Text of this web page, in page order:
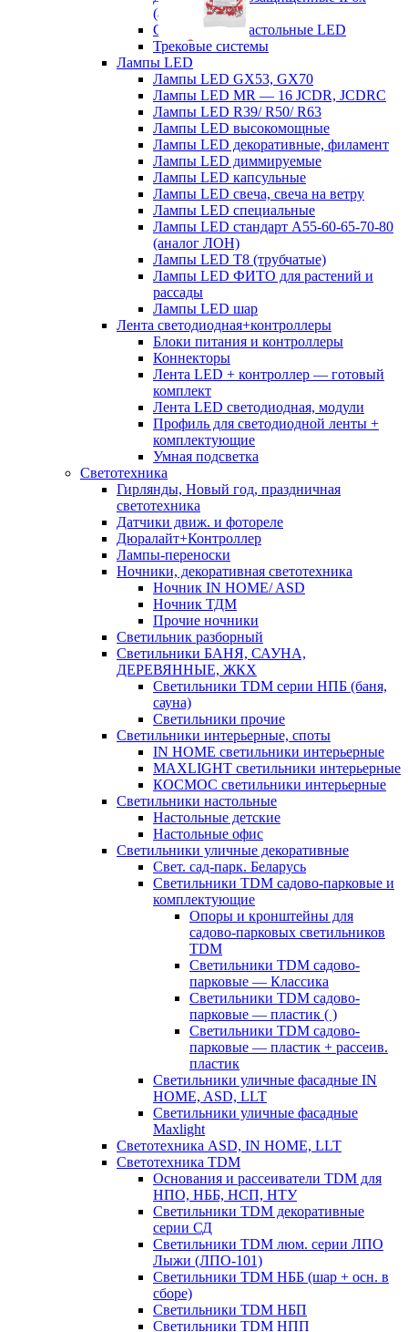
(аналог ЛСП)
Светильники настольные LED
Трековые системы
Лампы LED
Лампы LED GX53, GX70
Лампы LED MR — 16 JCDR, JCDRC
Лампы LED R39/ R50/ R63
Лампы LED высокомощные
Лампы LED декоративные, филамент
Лампы LED диммируемые
Лампы LED капсульные
Лампы LED свеча, свеча на ветру
Лампы LED специальные
Лампы LED стандарт А55-60-65-70-80
(аналог ЛОН)
Лампы LED Т8 (трубчатые)
Лампы LED ФИТО для растений и
рассады
Лампы LED шар
Лента светодиодная+контроллеры
Блоки питания и контроллеры
Коннекторы
Лента LED + контроллер — готовый
комплект
Лента LED светодиодная, модули
Профиль для светодиодной ленты +
комплектующие
Умная подсветка
Светотехника
Гирлянды, Новый год, праздничная
светотехника
Датчики движ. и фотореле
Дюралайт+Контроллер
Лампы-переноски
Ночники, декоративная светотехника
Ночник IN HOME/ ASD
Ночник ТДМ
Прочие ночники
Светильник разборный
Светильники БАНЯ, САУНА,
ДЕРЕВЯННЫЕ, ЖКХ
Светильники TDM серии НПБ (баня,
сауна)
Светильники прочие
Светильники интерьерные, споты
IN HOME светильники интерьерные
MAXLIGHT светильники интерьерные
КОСМОС светильники интерьерные
Светильники настольные
Настольные детские
Настольные офис
Светильники уличные декоративные
Свет. сад-парк. Беларусь
Светильники TDM садово-парковые и
комплектующие
Опоры и кронштейны для
садово-парковых светильников
TDM
Светильники TDM садово-
парковые — Классика
Светильники TDM садово-
парковые — пластик ( )
Светильники TDM садово-
парковые — пластик + рассеив.
пластик
Светильники уличные фасадные IN
HOME, ASD, LLT
Светильники уличные фасадные
Maxlight
Светотехника ASD, IN HOME, LLT
Светотехника TDM
Основания и рассеиватели TDM для
НПО, НББ, НСП, НТУ
Светильники TDM декоративные
серии СД
Светильники TDM люм. серии ЛПО
Лыжи (ЛПО-101)
Светильники TDM НББ (шар + осн. в
сборе)
Светильники TDM НБП
Светильники TDM НПП